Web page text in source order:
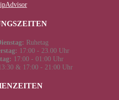
Ruhetag
17:00 - 23.00 Uhr
17:00 - 01:00 Uhr
& 17:00 - 21:00 Uhr